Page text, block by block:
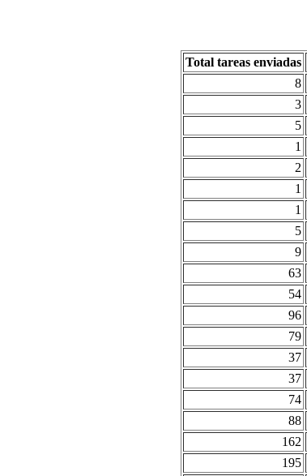
Total tareas enviadas
8
3
5
1
2
1
1
5
9
63
54
96
79
37
37
74
88
162
195